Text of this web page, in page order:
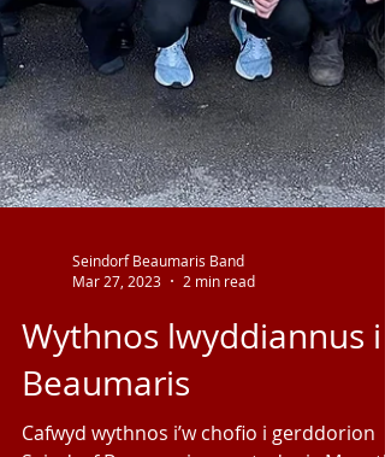
Mar 27, 2023
2 min read